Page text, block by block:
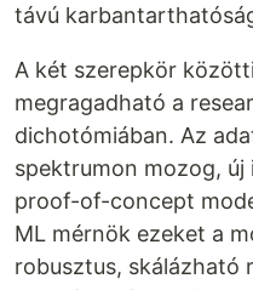
távú
A két szerepkör
megragadható a
dichotómiában. Az
spektrumon mozog,
proof-of-concept
ML mérnök ezeket a
robusztus, skálázható